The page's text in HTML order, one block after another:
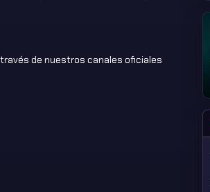
de nuestros canales oficiales